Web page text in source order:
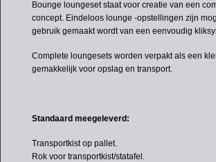
Bounge loungeset staat voor creatie van een
concept. Eindeloos lounge -opstellingen zijn
gebruik gemaakt wordt van een eenvoudig
Complete loungesets worden verpakt als een
gemakkelijk voor opslag en transport.
Standaard meegeleverd:
Transportkist op pallet.
Rok voor transportkist/statafel.